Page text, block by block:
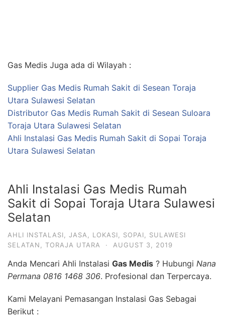
Gas Medis Juga ada di Wilayah :
Supplier Gas Medis Rumah Sakit di Sesean Toraja
Utara Sulawesi Selatan
Distributor Gas Medis Rumah Sakit di Sesean Suloara
Toraja Utara Sulawesi Selatan
Ahli Instalasi Gas Medis Rumah Sakit di Sopai Toraja
Utara Sulawesi Selatan
Ahli Instalasi Gas Medis Rumah
Sakit di Sopai Toraja Utara Sulawesi
Selatan
AHLI INSTALASI JASA LOKASI SOPAI
SULAWESI
SELATAN
TORAJA UTARA · AUGUST 3, 2019
Anda Mencari Ahli Instalasi Gas Medis ? Hubungi Nana
Permana 0816 1468 306. Profesional dan Terpercaya.
Kami Melayani Pemasangan Instalasi Gas Sebagai
Berikut :